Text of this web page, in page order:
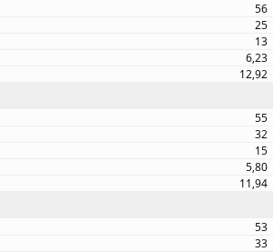
56
25
13
6,23
12,92
55
32
15
5,80
11,94
53
33